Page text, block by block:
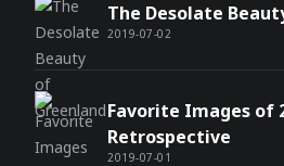
2019-07-02
The Desolate
2019-07-01
Favorite Images of
Retrospective